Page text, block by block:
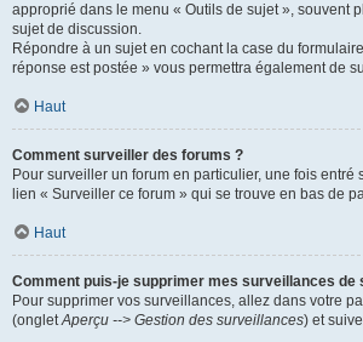
approprié dans le menu « Outils de sujet », souvent
sujet de discussion.
Répondre à un sujet en cochant la case du
réponse est postée » vous permettra également de
Haut
Comment surveiller des forums ?
Pour surveiller un forum en particulier, une fois entré
lien « Surveiller ce forum » qui se trouve en bas de
Haut
Comment puis-je supprimer mes surveillances de
Pour supprimer vos surveillances, allez dans votre
(ongletAperçu --> Gestion des surveillances) et